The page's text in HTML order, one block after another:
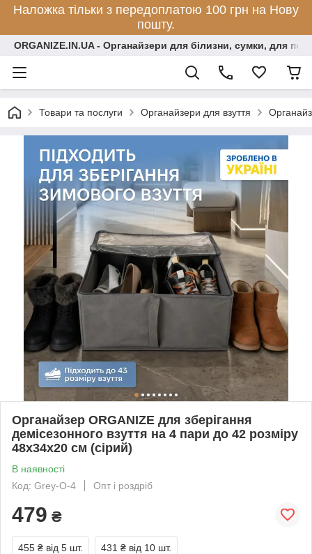
Наложка тільки з передоплатою 100 грн на Нову
пошту.
ORGANIZE.IN.UA - Органайзери для білизни, сумки, для
Товари та послуги Органайзери для взуття
Органайзер ORGANIZE для зберігання
демісезонного взуття на 4 пари до 42 розміру
48х34х20 см (сірий)
В наявності
Код: Grey-O-4
Опт і роздріб
479 ₴
455 ₴ від 5 шт. 431 ₴ від 10 шт.